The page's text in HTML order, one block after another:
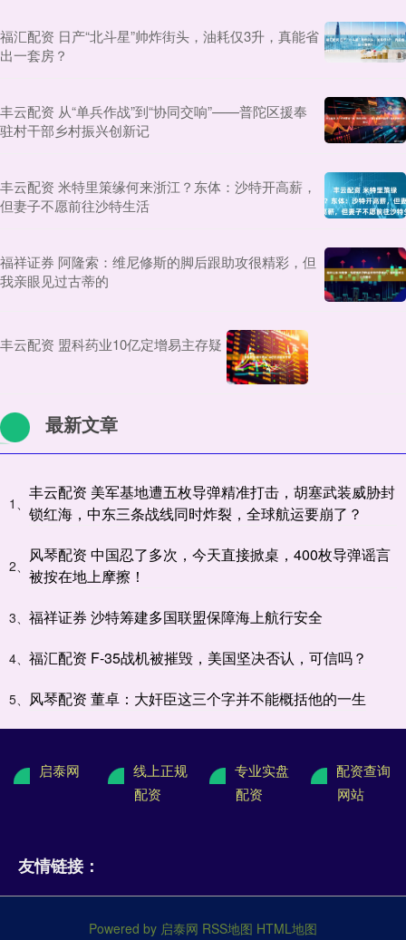
福汇配资 日产“北斗星”帅炸街头，油耗仅3升，真能省
出一套房？
丰云配资 从“单兵作战”到“协同交响”——普陀区援奉
驻村干部乡村振兴创新记
丰云配资 米特里策缘何来浙江？东体：沙特开高薪，
但妻子不愿前往沙特生活
福祥证券 阿隆索：维尼修斯的脚后跟助攻很精彩，但
我亲眼见过古蒂的
丰云配资 盟科药业10亿定增易主存疑
最新文章
1、
丰云配资 美军基地遭五枚导弹精准打击，胡塞武装威胁封
锁红海，中东三条战线同时炸裂，全球航运要崩了？
2、
风琴配资 中国忍了多次，今天直接掀桌，400枚导弹谣言
被按在地上摩擦！
3、 福祥证券 沙特筹建多国联盟保障海上航行安全
4、 福汇配资 F-35战机被摧毁，美国坚决否认，可信吗？
5、 风琴配资 董卓：大奸臣这三个字并不能概括他的一生
启泰网
线上正规
配资
专业实盘
配资
配资查询
网站
友情链接：
Powered by 启泰网 RSS地图 HTML地图